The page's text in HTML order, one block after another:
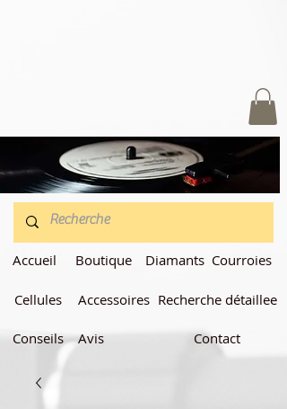
Accueil
Cellules
Conseils
Boutique
Accessoires
Avis
Diamants Courroies
Recherche détaillee
Contact